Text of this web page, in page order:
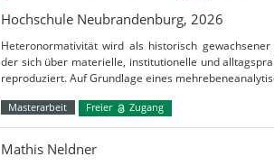
Hochschule Neubrandenburg, 2026
Heteronormativität wird als historisch
der sich über materielle, institutionelle und
reproduziert. Auf Grundlage eines
Masterarbeit Freier Zugang
Mathis Neldner